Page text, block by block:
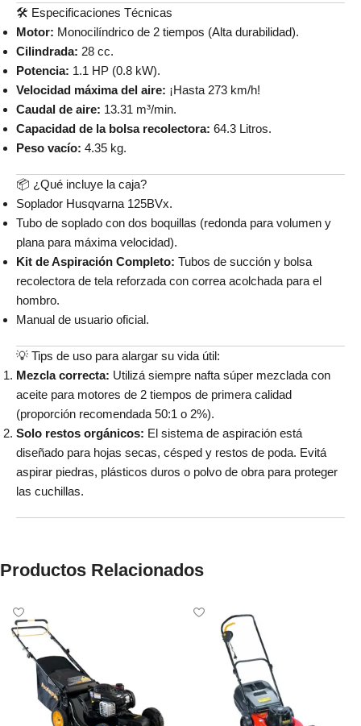
🛠️ Especificaciones Técnicas
Motor: Monocilíndrico de 2 tiempos (Alta durabilidad).
Cilindrada: 28 cc.
Potencia: 1.1 HP (0.8 kW).
Velocidad máxima del aire: ¡Hasta 273 km/h!
Caudal de aire: 13.31 m³/min.
Capacidad de la bolsa recolectora: 64.3 Litros.
Peso vacío: 4.35 kg.
📦 ¿Qué incluye la caja?
Soplador Husqvarna 125BVx.
Tubo de soplado con dos boquillas (redonda para volumen y
plana para máxima velocidad).
Kit de Aspiración Completo: Tubos de succión y bolsa
recolectora de tela reforzada con correa acolchada para el
hombro.
Manual de usuario oficial.
💡 Tips de uso para alargar su vida útil:
Mezcla correcta: Utilizá siempre nafta súper mezclada con
aceite para motores de 2 tiempos de primera calidad
(proporción recomendada 50:1 o 2%).
Solo restos orgánicos: El sistema de aspiración está
diseñado para hojas secas, césped y restos de poda. Evitá
aspirar piedras, plásticos duros o polvo de obra para proteger
las cuchillas.
Productos Relacionados